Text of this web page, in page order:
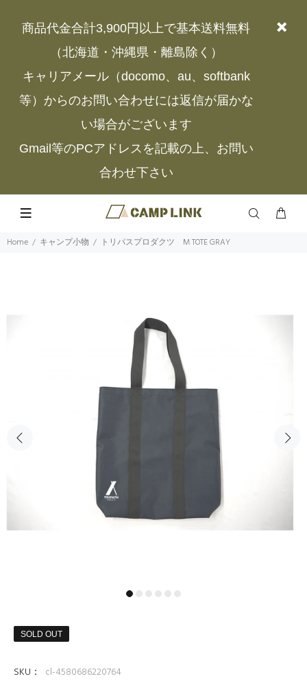
商品代金合計3,900円以上で基本送料無料
（北海道・沖縄県・離島除く）
キャリアメール（docomo、au、softbank
等）からのお問い合わせには返信が届かな
い場合がございます
Gmail等のPCアドレスを記載の上、お問い
合わせ下さい
Home キャンプ小物 トリパスプロダクツ M TOTE GRAY
SOLD OUT
SKU：
cl-4580686220764